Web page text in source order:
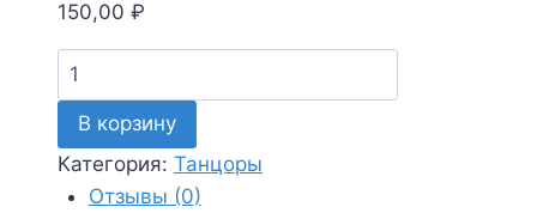
150,00 ₽
Количество
товара
Танцоры
14
В корзину
Категория: Танцоры
Отзывы (0)